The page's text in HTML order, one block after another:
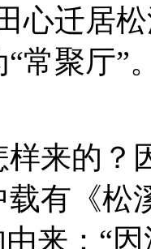
心迁居
常聚厅”
来的？
有《松
由来：“